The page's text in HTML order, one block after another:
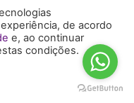
6439
de acordo
e, ao continuar
condições.